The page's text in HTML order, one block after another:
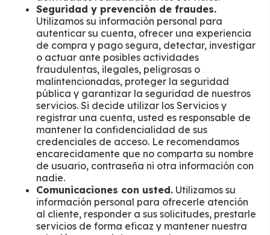
Seguridad y prevención de fraudes.
Utilizamos su información personal para
autenticar su cuenta, ofrecer una experiencia
de compra y pago segura, detectar, investigar
o actuar ante posibles actividades
fraudulentas, ilegales, peligrosas o
malintencionadas, proteger la seguridad
pública y garantizar la seguridad de nuestros
servicios. Si decide utilizar los Servicios y
registrar una cuenta, usted es responsable de
mantener la confidencialidad de sus
credenciales de acceso. Le recomendamos
encarecidamente que no comparta su nombre
de usuario, contraseña ni otra información con
nadie.
Comunicaciones con usted. Utilizamos su
información personal para ofrecerle atención
al cliente, responder a sus solicitudes, prestarle
servicios de forma eficaz y mantener nuestra